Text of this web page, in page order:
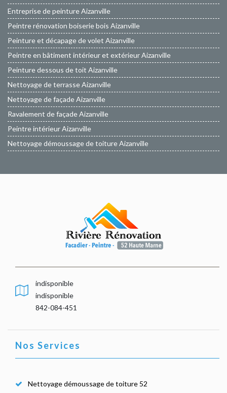
Entreprise de peinture Aizanville
Peintre rénovation boiserie bois Aizanville
Peinture et décapage de volet Aizanville
Peintre en bâtiment intérieur et extérieur Aizanville
Peinture dessous de toit Aizanville
Nettoyage de terrasse Aizanville
Nettoyage de façade Aizanville
Ravalement de façade Aizanville
Peintre intérieur Aizanville
Nettoyage démoussage de toiture Aizanville
indisponible
indisponible
842-084-451
Nos Services
Nettoyage démoussage de toiture 52